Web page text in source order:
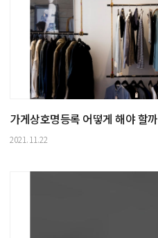
가게상호명등록 어떻게 해야 할까
2021.11.22